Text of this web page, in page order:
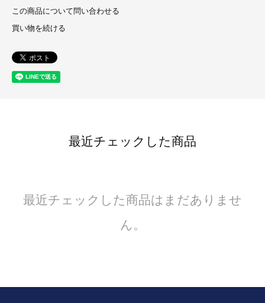
この商品について問い合わせる
買い物を続ける
最近チェックした商品
最近チェックした商品はまだありませ
ん。